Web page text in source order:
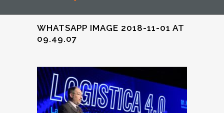
WHATSAPP IMAGE 2018-11-01 AT
09.49.07